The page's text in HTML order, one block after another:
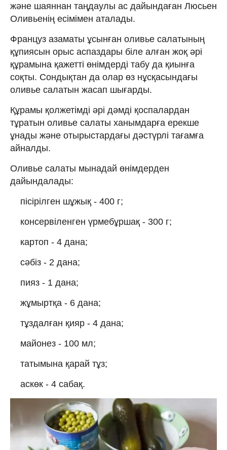
және шаяннан таңдаулы ас дайындаған Люсьен
Оливьенің есімімен аталады.
Француз азаматы ұсынған оливье салатының
құпиясын орыс аспаздары біле алған жоқ әрі
құрамына қажетті өнімдерді табу да қиынға
соқты. Сондықтан да олар өз нұсқасындағы
оливье салатын жасап шығарды.
Құрамы қолжетімді әрі дәмді қоспалардан
тұратын оливье салаты ханымдарға ерекше
ұнады және отырыстардағы дәстүрлі тағамға
айналды.
Оливье салаты мынадай өнімдерден
дайындалады:
пісірілген шұжық - 400 г;
консервіленген үрмебұршақ - 300 г;
картоп - 4 дана;
сәбіз - 2 дана;
пияз - 1 дана;
жұмыртқа - 6 дана;
тұздалған қияр - 4 дана;
майонез - 100 мл;
татымына қарай тұз;
аскөк - 4 сабақ.